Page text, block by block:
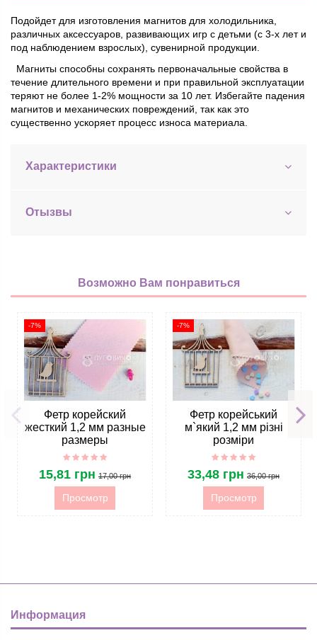
Подойдет для изготовления магнитов для холодильника,
различных аксессуаров, развивающих игр с детьми (с 3-х лет и
под наблюдением взрослых), сувенирной продукции.
Магниты способны сохранять первоначальные свойства в
течение длительного времени и при правильной эксплуатации
теряют не более 1-2% мощности за 10 лет. Избегайте падения
магнитов и механических повреждений, так как это
существенно ускоряет процесс износа материала.
Характеристики
Отызвы
Возможно Вам понравиться
-7%
Фетр корейский
жесткий 1,2 мм разные
размеры
15,81 грн 17,00 грн
Просмотр
-7%
Фетр корейський
м`який 1,2 мм різні
розміри
33,48 грн 36,00 грн
Просмотр
Информация